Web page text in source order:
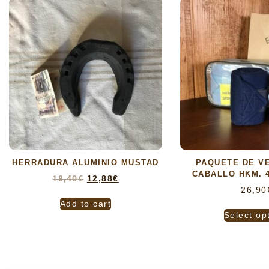
HERRADURA ALUMINIO MUSTAD
18,40€ 12,88€
Add to cart
PAQUETE DE
CABALLO HKM.
26,90
Select